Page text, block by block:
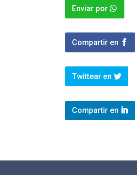
Enviar por
Compartir en
Twittear en
Compartir en